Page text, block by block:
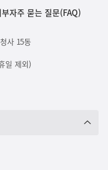
자주 묻는 질문(FAQ)
사 15동
일 제외)